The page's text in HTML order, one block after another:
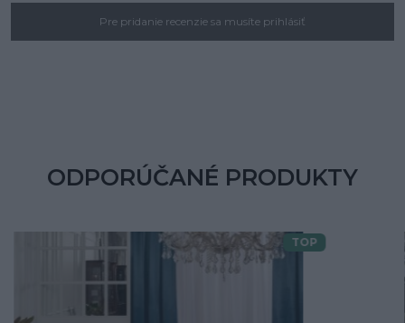
Pre pridanie recenzie sa musíte prihlásiť
ODPORÚČANÉ PRODUKTY
TOP
Doprava zdarma